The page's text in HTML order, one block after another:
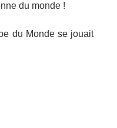
du monde !
du Monde se jouait